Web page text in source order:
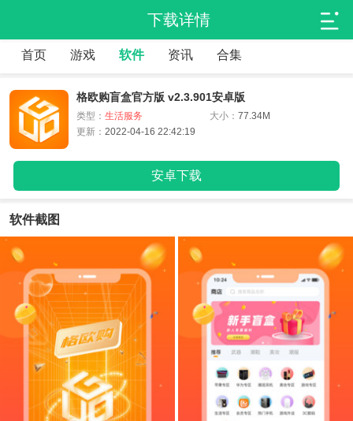
下载详情
首页 游戏 软件 资讯 合集
格欧购盲盒官方版 v2.3.901安卓版
类型： 生活服务 大小：77.34M
更新： 2022-04-16 22:42:19
安卓下载
软件截图